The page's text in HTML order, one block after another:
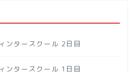
ンタースクール 2日目
ンタースクール 1日目